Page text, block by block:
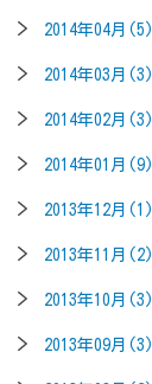
2014年04月(5)
2014年03月(3)
2014年02月(3)
2014年01月(9)
2013年12月(1)
2013年11月(2)
2013年10月(3)
2013年09月(3)